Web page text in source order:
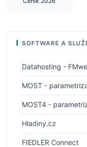
SOFTWARE A
Datahosting -
MOST -
MOST4 -
Hladiny.cz
FIEDLER Connect